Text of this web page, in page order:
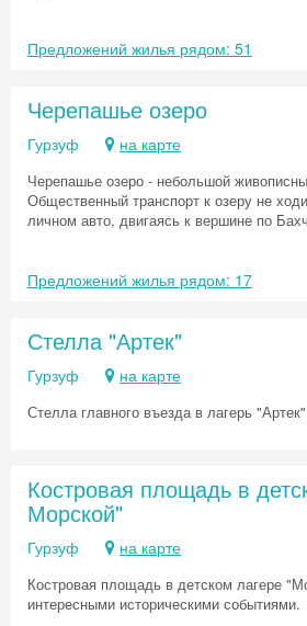
Предложений жилья рядом: 51
Черепашье озеро
Гурзуф на карте
Черепашье озеро - небольшой
Общественный транспорт к озеру не
личном авто, двигаясь к вершине по
Предложений жилья рядом: 17
Стелла "Артек"
Гурзуф на карте
Стелла главного въезда в лагерь
Костровая площадь в
Морской"
Гурзуф на карте
Костровая площадь в детском лагере
интересными историческими событиями.
Скидка −5%
Хочешь дешевле? Оставь
Получить